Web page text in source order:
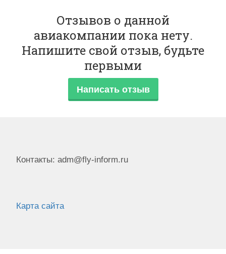
Отзывов о данной
авиакомпании пока нету.
Напишите свой отзыв, будьте
первыми
Написать отзыв
Контакты: adm@fly-inform.ru
Карта сайта